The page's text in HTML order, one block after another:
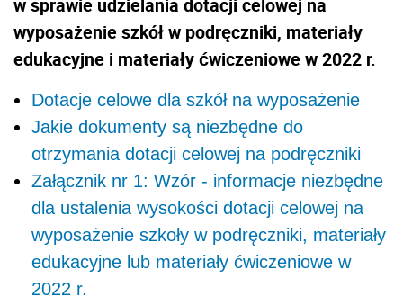
w sprawie udzielania dotacji celowej na
wyposażenie szkół w podręczniki, materiały
edukacyjne i materiały ćwiczeniowe w 2022 r.
Dotacje celowe dla szkół na wyposażenie
Jakie dokumenty są niezbędne do
otrzymania dotacji celowej na podręczniki
Załącznik nr 1: Wzór - informacje niezbędne
dla ustalenia wysokości dotacji celowej na
wyposażenie szkoły w podręczniki, materiały
edukacyjne lub materiały ćwiczeniowe w
2022 r.